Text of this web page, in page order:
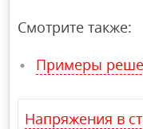
Смотрите также:
Примеры
Напряжения в